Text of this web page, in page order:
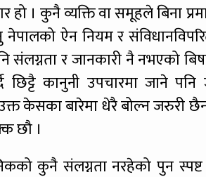
हो । कुनै व्यक्ति वा समूहले बिना
नेपालको ऐन नियम र
र जानकारी नै नभएको
छिट्टै कानुनी उपचारमा जाने
केसका बारेमा धेरै बोल्न जरुरी
छौ ।
कुनै संलग्नता नरहेको पुन